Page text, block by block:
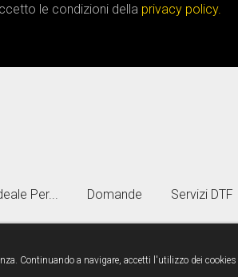
le condizioni della privacy policy.
Per... Domande Servizi DTF
- Email.ordini@lipsiagroup.com
Continuando a navigare, accetti l'utilizzo dei cookies